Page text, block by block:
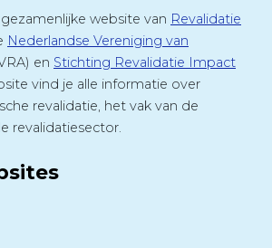
website van Revalidatie
Nederlandse Vereniging van
en Stichting Revalidatie Impact
vind je alle informatie over
revalidatie, het vak van de
revalidatiesector.